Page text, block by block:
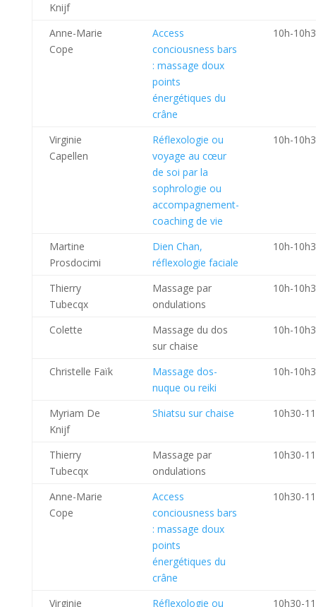
Knijf
Anne-Marie
Cope
Access
conciousness bars
: massage doux
points
énergétiques du
crâne
10h-
Virginie
Capellen
Réflexologie ou
voyage au cœur
de soi par la
sophrologie ou
accompagnement-
coaching de vie
10h-
Martine
Prosdocimi
Dien Chan,
réflexologie faciale
10h-
Thierry
Tubecqx
Massage par
ondulations
10h-
Colette
Massage du dos
sur chaise
10h-
Christelle Faïk
Massage dos-
nuque ou reiki
10h-
Myriam De
Knijf
Shiatsu sur chaise 10h30-
Thierry
Tubecqx
Massage par
ondulations
10h30-
Anne-Marie
Cope
Access
conciousness bars
: massage doux
points
énergétiques du
crâne
10h30-
Virginie Réflexologie ou 10h30-